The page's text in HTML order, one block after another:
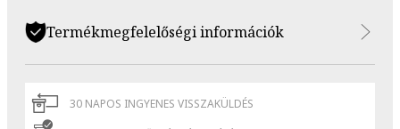
Termékmegfelelőségi információk
30 NAPOS INGYENES VISSZAKÜLDÉS